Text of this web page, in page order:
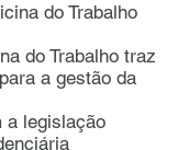
do Trabalho
do Trabalho traz
a gestão da
a legislação